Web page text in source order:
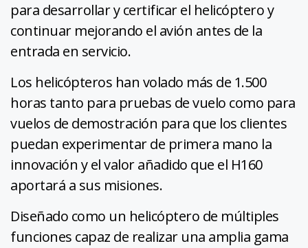
para desarrollar y certificar el helicóptero y
continuar mejorando el avión antes de la
entrada en servicio.
Los helicópteros han volado más de 1.500
horas tanto para pruebas de vuelo como para
vuelos de demostración para que los clientes
puedan experimentar de primera mano la
innovación y el valor añadido que el H160
aportará a sus misiones.
Diseñado como un helicóptero de múltiples
funciones capaz de realizar una amplia gama